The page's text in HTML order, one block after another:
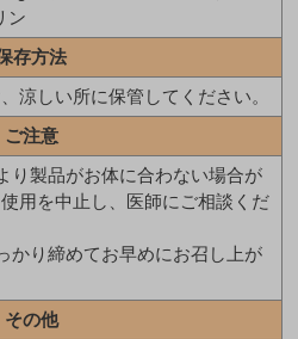
ン
存方法
涼しい所に保管してください。
ご注意
り製品がお体に合わない場合が
用を中止し、医師にご相談くだ
かり締めてお早めにお召し上が
その他